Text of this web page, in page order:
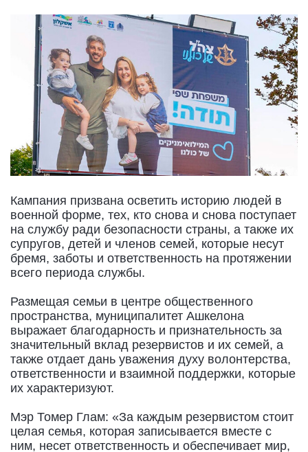
Кампания призвана осветить историю людей в
военной форме, тех, кто снова и снова поступает
на службу ради безопасности страны, а также их
супругов, детей и членов семей, которые несут
бремя, заботы и ответственность на протяжении
всего периода службы.
Размещая семьи в центре общественного
пространства, муниципалитет Ашкелона
выражает благодарность и признательность за
значительный вклад резервистов и их семей, а
также отдает дань уважения духу волонтерства,
ответственности и взаимной поддержки, которые
их характеризуют.
Мэр Томер Глам: «За каждым резервистом стоит
целая семья, которая записывается вместе с
ним, несет ответственность и обеспечивает мир,